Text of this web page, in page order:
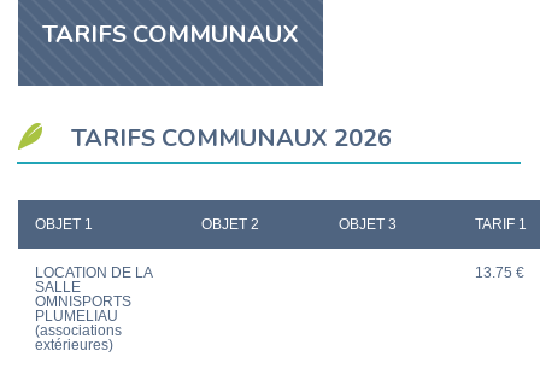
TARIFS COMMUNAUX
TARIFS COMMUNAUX 2026
OBJET 1 OBJET 2 OBJET 3 TARIF 1
LOCATION DE LA
SALLE
OMNISPORTS
PLUMELIAU
(associations
extérieures)
13.75 €